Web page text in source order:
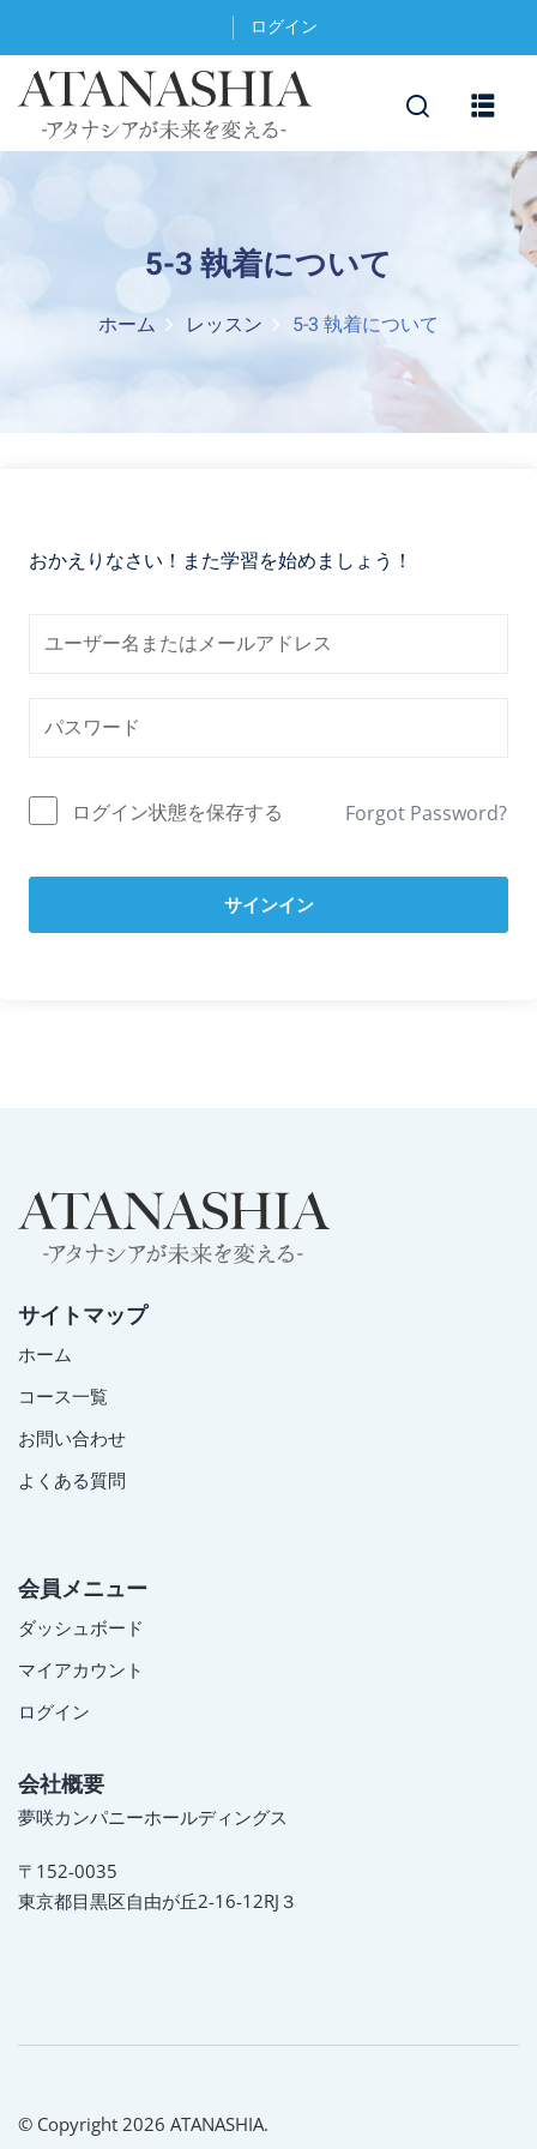
ログイン
5-3 執着について
ホーム レッスン 5-3 執着について
おかえりなさい！また学習を始めましょう！
ログイン状態を保存する Forgot Password?
サインイン
サイトマップ
ホーム
コース一覧
お問い合わせ
よくある質問
会員メニュー
ダッシュボード
マイアカウント
ログイン
会社概要
夢咲カンパニーホールディングス
〒152-0035
東京都目黒区自由が丘2-16-12RJ３
© Copyright 2026 ATANASHIA.